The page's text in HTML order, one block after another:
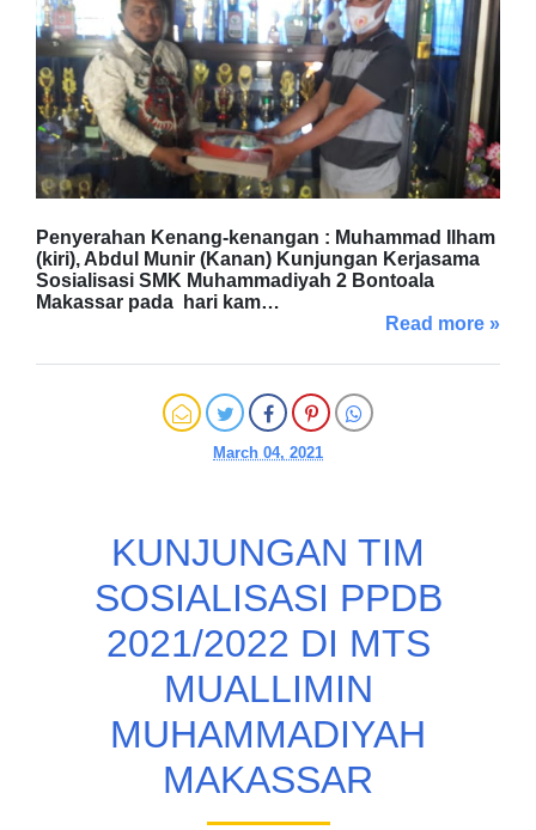
Penyerahan Kenang-kenangan : Muhammad Ilham
(kiri), Abdul Munir (Kanan) Kunjungan Kerjasama
Sosialisasi SMK Muhammadiyah 2 Bontoala
Makassar pada hari kam…
Read more »
March 04, 2021
KUNJUNGAN TIM
SOSIALISASI PPDB
2021/2022 DI MTS
MUALLIMIN
MUHAMMADIYAH
MAKASSAR